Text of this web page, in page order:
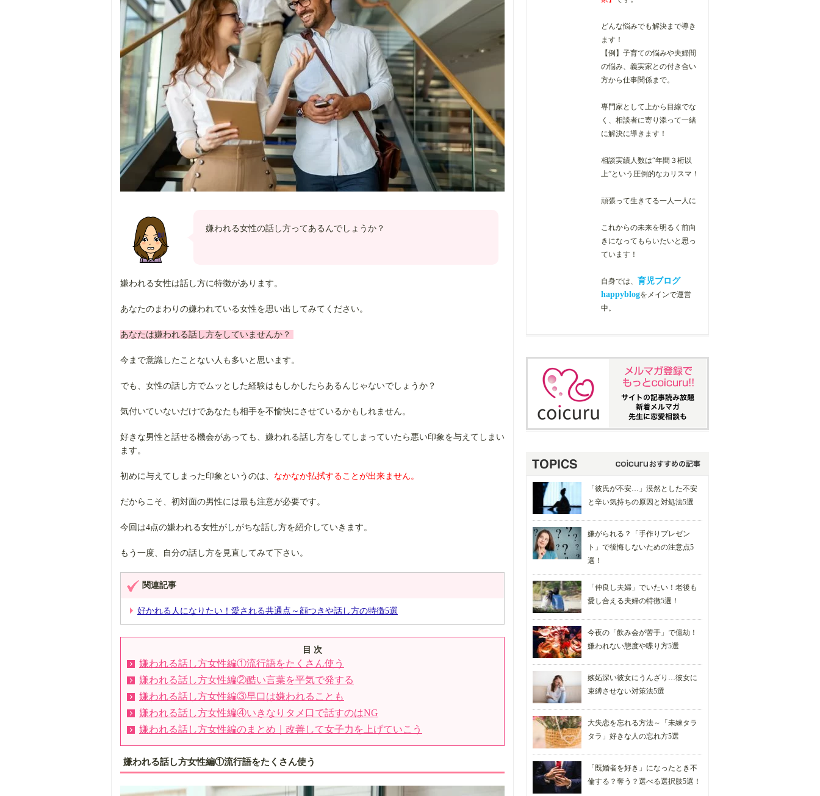
嫌われる女性の話し方ってあるんでしょうか？
嫌われる女性は話し方に特徴があります。
あなたのまわりの嫌われている女性を思い出してみてください。
あなたは嫌われる話し方をしていませんか？
今まで意識したことない人も多いと思います。
でも、女性の話し方でムッとした経験はもしかしたらあるんじゃないでしょうか？
気付いていないだけであなたも相手を不愉快にさせているかもしれません。
好きな男性と話せる機会があっても、嫌われる話し方をしてしまっていたら悪い印象を与えてしまい
ます。
初めに与えてしまった印象というのは、 なかなか払拭することが出来ません。
だからこそ、初対面の男性には最も注意が必要です。
今回は4点の嫌われる女性がしがちな話し方を紹介していきます。
もう一度、自分の話し方を見直してみて下さい。
関連記事
好かれる人になりたい！愛される共通点～顔つきや話し方の特徴5選
目 次
嫌われる話し方女性編①流行語をたくさん使う
嫌われる話し方女性編②酷い言葉を平気で発する
嫌われる話し方女性編③早口は嫌われることも
嫌われる話し方女性編④いきなりタメ口で話すのはNG
嫌われる話し方女性編のまとめ｜改善して女子力を上げていこう
嫌われる話し方女性編①流行語をたくさん使う
どんな悩みでも解決まで導き
ます！
【例】子育ての悩みや夫婦間
の悩み、 義実家との付き合い
方から仕事関係まで。
専門家として上から目線でな
く、相談者に寄り添って一緒
に解決に導きます！
相談実績人数は“年間３桁以
上”という圧倒的なカリスマ！
頑張って生きてる一人一人に
これからの未来を明るく前向
きになってもらいたいと思っ
ています！
自身では、 育児ブログ
happyblogをメインで運営
中。
「彼氏が不安…」漠然とした不安
と辛い気持ちの原因と対処法5選
嫌がられる？「手作りプレゼン
ト」で後悔しないための注意点5
選！
「仲良し夫婦」でいたい！老後も
愛し合える夫婦の特徴5選！
今夜の「飲み会が苦手」で億劫！
嫌われない態度や喋り方5選
嫉妬深い彼女にうんざり…彼女に
束縛させない対策法5選
大失恋を忘れる方法～「未練タラ
タラ」好きな人の忘れ方5選
「既婚者を好き」になったとき不
倫する？奪う？選べる選択肢5選！